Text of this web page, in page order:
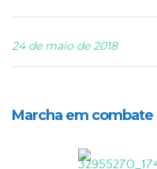
24 de maio de 2018
Marcha em combate